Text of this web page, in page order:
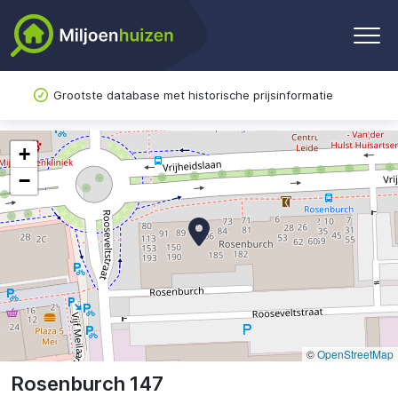
Grootste database met historische prijsinformatie
Rosenburch 147
+
−
©OpenStreetMap